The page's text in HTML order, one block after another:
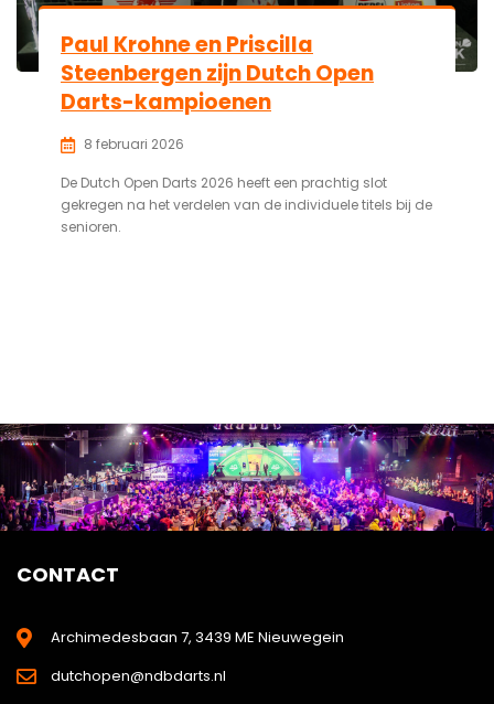
Paul Krohne en Priscilla
Steenbergen zijn Dutch Open
Darts-kampioenen
8 februari 2026
De Dutch Open Darts 2026 heeft een prachtig slot
gekregen na het verdelen van de individuele titels bij de
senioren.
CONTACT
Archimedesbaan 7, 3439 ME Nieuwegein
dutchopen@ndbdarts.nl